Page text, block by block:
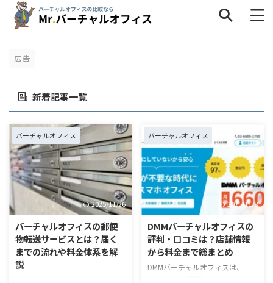
ネットショップ バーチャルオフィスの疑問 個人事業主
地域 料金・格安 比較 法人 解約
評判・口コミ 選び方 銀行
広告
新着記事一覧
バーチャルオフィス
2025/11/26
バーチャルオフィスの郵便
物転送サービスとは？届く
までの流れや料金体系を解
説
バーチャルオフィス
2025/11/8
DMMバーチャルオフィスの
評判・口コミは？店舗情報
から料金まで総まとめ
DMMバーチャルオフィスは、